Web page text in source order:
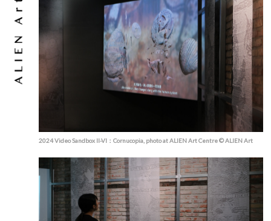
2024 Video Sandbox II-VI：Cornucopia, photo at ALIEN Art Centre © ALIEN Art